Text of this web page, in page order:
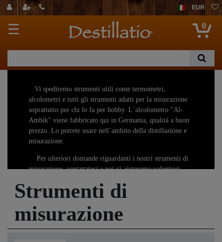
EUR
☰ 0
Vi spediremo strumenti utili come termometri,
alcolometri e tutti gli strumenti adatti per la misurazione
soprattutto per chi lo fa per hobby. L´alcolometro "Al-
Ambik" viene fabbricato qui in Germania, qualitá a buon
prezzo. Lo potrete usare nell´ambito della distillazione e
misurazione.
Per ulteriori domande riguardanti i nostri strumenti di
misurazione, contattateci e noi vi aiuteremo volentieri.
Strumenti di
misurazione